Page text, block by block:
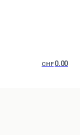
CHF0.00